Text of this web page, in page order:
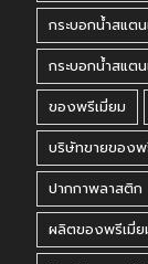
กระบอกน้ำสแต
กระบอกน้ำสแต
ของพรีเมี่ยม
บริษัทขายของพ
ปากกาพลาสติก
ผลิตของพรีเมี่ย